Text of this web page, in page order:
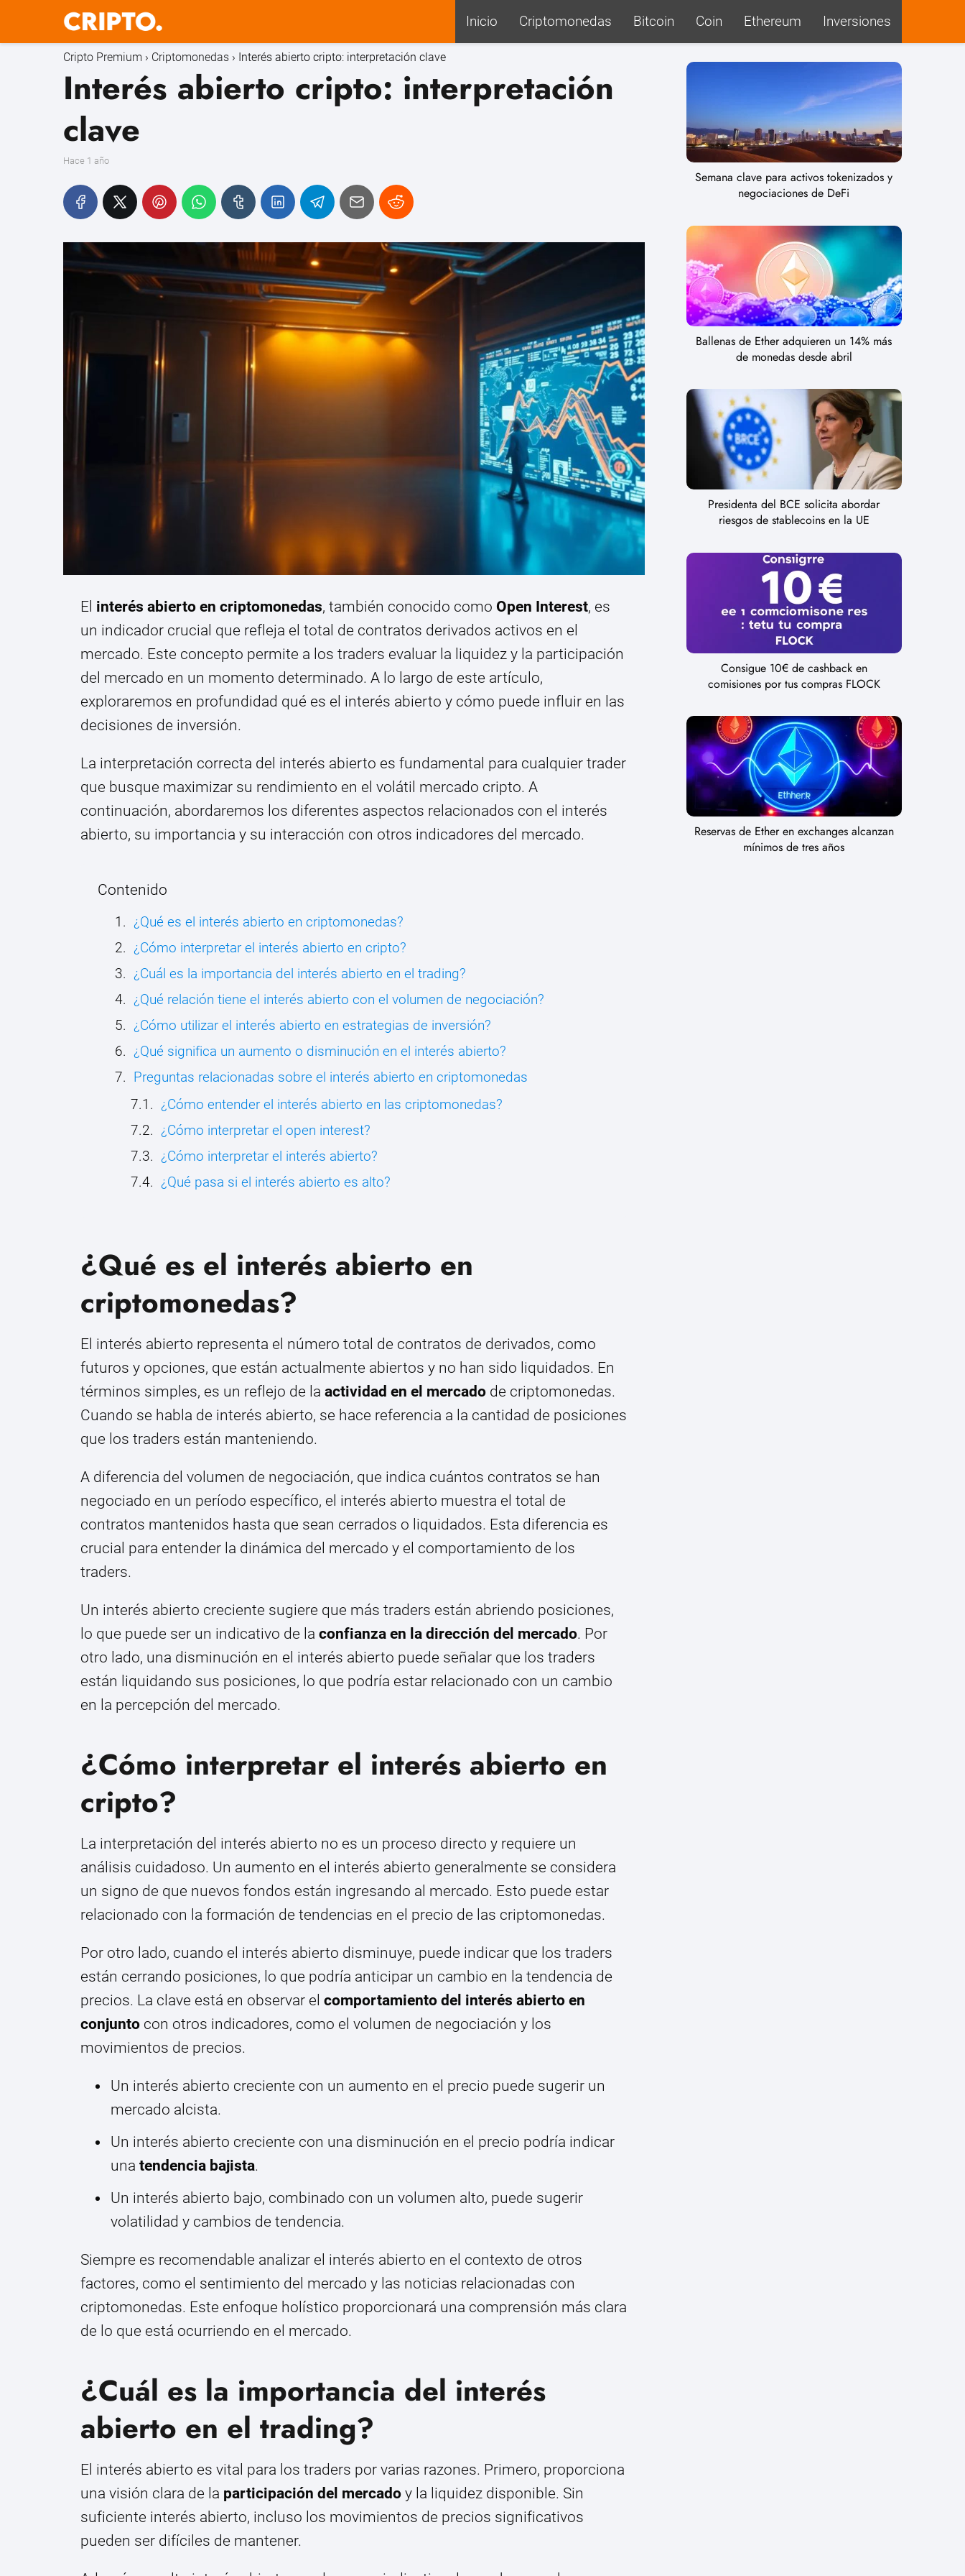
Inicio Criptomonedas Bitcoin Coin Ethereum Inversiones
Cripto Premium Criptomonedas Interés abierto cripto: interpretación clave
Interés abierto cripto: interpretación
clave
hace 1 año
El interés abierto en criptomonedas, también conocido como Open Interest, es
un indicador crucial que refleja el total de contratos derivados activos en el
mercado. Este concepto permite a los traders evaluar la liquidez y la participación
del mercado en un momento determinado. A lo largo de este artículo,
exploraremos en profundidad qué es el interés abierto y cómo puede influir en las
decisiones de inversión.
La interpretación correcta del interés abierto es fundamental para cualquier trader
que busque maximizar su rendimiento en el volátil mercado cripto. A
continuación, abordaremos los diferentes aspectos relacionados con el interés
abierto, su importancia y su interacción con otros indicadores del mercado.
Contenido
¿Qué es el interés abierto en criptomonedas?
¿Cómo interpretar el interés abierto en cripto?
¿Cuál es la importancia del interés abierto en el trading?
¿Qué relación tiene el interés abierto con el volumen de negociación?
¿Cómo utilizar el interés abierto en estrategias de inversión?
¿Qué significa un aumento o disminución en el interés abierto?
Preguntas relacionadas sobre el interés abierto en criptomonedas
¿Cómo entender el interés abierto en las criptomonedas?
¿Cómo interpretar el open interest?
¿Cómo interpretar el interés abierto?
¿Qué pasa si el interés abierto es alto?
¿Qué es el interés abierto en
criptomonedas?
El interés abierto representa el número total de contratos de derivados, como
futuros y opciones, que están actualmente abiertos y no han sido liquidados. En
términos simples, es un reflejo de la actividad en el mercado de criptomonedas.
Cuando se habla de interés abierto, se hace referencia a la cantidad de posiciones
que los traders están manteniendo.
A diferencia del volumen de negociación, que indica cuántos contratos se han
negociado en un período específico, el interés abierto muestra el total de
contratos mantenidos hasta que sean cerrados o liquidados. Esta diferencia es
crucial para entender la dinámica del mercado y el comportamiento de los
traders.
Un interés abierto creciente sugiere que más traders están abriendo posiciones,
lo que puede ser un indicativo de la confianza en la dirección del mercado. Por
otro lado, una disminución en el interés abierto puede señalar que los traders
están liquidando sus posiciones, lo que podría estar relacionado con un cambio
en la percepción del mercado.
¿Cómo interpretar el interés abierto en
cripto?
La interpretación del interés abierto no es un proceso directo y requiere un
análisis cuidadoso. Un aumento en el interés abierto generalmente se considera
un signo de que nuevos fondos están ingresando al mercado. Esto puede estar
relacionado con la formación de tendencias en el precio de las criptomonedas.
Por otro lado, cuando el interés abierto disminuye, puede indicar que los traders
están cerrando posiciones, lo que podría anticipar un cambio en la tendencia de
precios. La clave está en observar el comportamiento del interés abierto en
conjunto con otros indicadores, como el volumen de negociación y los
movimientos de precios.
Un interés abierto creciente con un aumento en el precio puede sugerir un
mercado alcista.
Un interés abierto creciente con una disminución en el precio podría indicar
una tendencia bajista.
Un interés abierto bajo, combinado con un volumen alto, puede sugerir
volatilidad y cambios de tendencia.
Siempre es recomendable analizar el interés abierto en el contexto de otros
factores, como el sentimiento del mercado y las noticias relacionadas con
criptomonedas. Este enfoque holístico proporcionará una comprensión más clara
de lo que está ocurriendo en el mercado.
¿Cuál es la importancia del interés
abierto en el trading?
El interés abierto es vital para los traders por varias razones. Primero, proporciona
una visión clara de la participación del mercado y la liquidez disponible. Sin
suficiente interés abierto, incluso los movimientos de precios significativos
pueden ser difíciles de mantener.
Semana clave para activos tokenizados y
negociaciones de DeFi
Ballenas de Ether adquieren un 14% más
de monedas desde abril
Presidenta del BCE solicita abordar
riesgos de stablecoins en la UE
Consigue 10€ de cashback en
comisiones por tus compras FLOCK
Reservas de Ether en exchanges alcanzan
mínimos de tres años